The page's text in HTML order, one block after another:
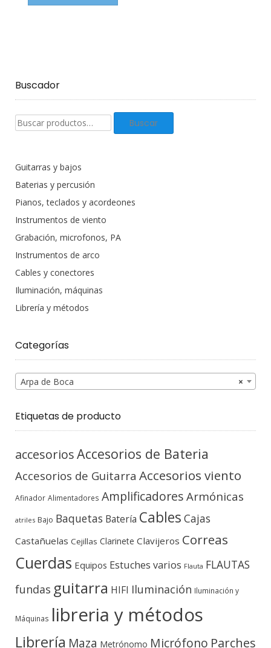
Buscador
Buscar
productos:
Buscar
Guitarras y bajos
Baterias y percusión
Pianos, teclados y acordeones
Instrumentos de viento
Grabación, microfonos, PA
Instrumentos de arco
Cables y conectores
Iluminación, máquinas
Librería y métodos
Categorías
×
Arpa de Boca
Etiquetas de producto
accesoriosAccesorios de Bateria
Accesorios de Guitarra Accesorios viento
Afinador Alimentadores Amplificadores Armónicas
atriles Bajo Baquetas Batería Cables Cajas
Castañuelas Cejillas Clarinete Clavijeros Correas
Cuerdas Equipos Estuches varios Flauta FLAUTAS
fundas guitarra HIFI Iluminación Iluminación y
Máquinas libreria y métodos
Librería Maza Metrónomo Micrófono Parches